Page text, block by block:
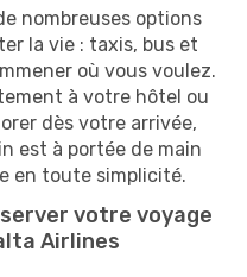
nombreuses options
la vie : taxis, bus et
où vous voulez.
à votre hôtel ou
dès votre arrivée,
est à portée de main
en toute simplicité.
votre voyage
Airlines